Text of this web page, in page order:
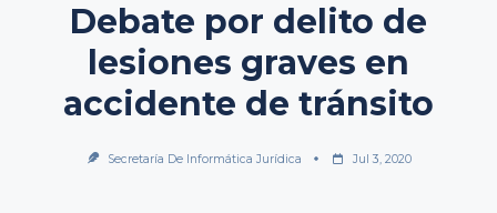
Debate por delito de
lesiones graves en
accidente de tránsito
Secretaría De Informática Jurídica Jul 3, 2020